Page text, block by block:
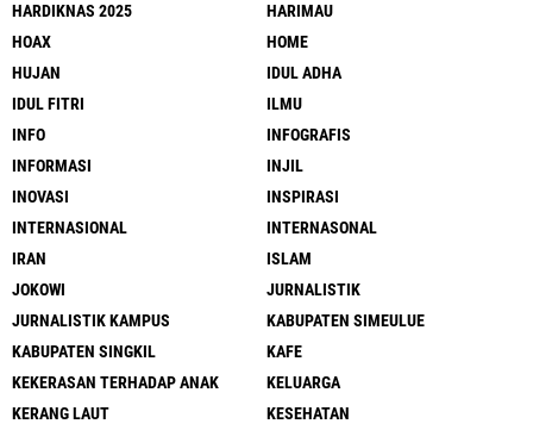
HARDIKNAS 2025
HARIMAU
HOAX
HOME
HUJAN
IDUL ADHA
IDUL FITRI
ILMU
INFO
INFOGRAFIS
INFORMASI
INJIL
INOVASI
INSPIRASI
INTERNASIONAL
INTERNASONAL
IRAN
ISLAM
JOKOWI
JURNALISTIK
JURNALISTIK KAMPUS
KABUPATEN SIMEULUE
KABUPATEN SINGKIL
KAFE
KEKERASAN TERHADAP ANAK
KELUARGA
KERANG LAUT
KESEHATAN